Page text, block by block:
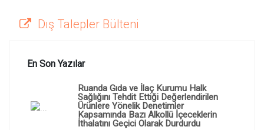
Dış Talepler Bülteni
En Son Yazılar
Ruanda Gıda ve İlaç Kurumu Halk
Sağlığını Tehdit Ettiği Değerlendirilen
Ürünlere Yönelik Denetimler
Kapsamında Bazı Alkollü İçeceklerin
İthalatını Geçici Olarak Durdurdu